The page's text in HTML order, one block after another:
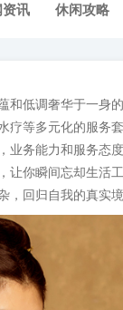
讯 休闲攻略
和低调奢华于一身
疗等多元化的服务
业务能力和服务态
让你瞬间忘却生活
，回归自我的真实